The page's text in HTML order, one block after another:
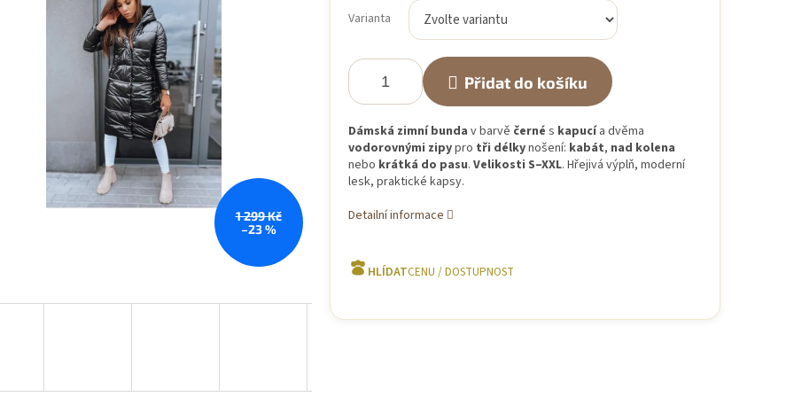
1 299 Kč
–23 %
cena:
Varianta
Přidat do košíku
Dámská zimní bunda v barvě černé s kapucía dvěma
vodorovnými zipypro tři délkynošení: kabát, nad kolena
nebo krátká do pasu. Velikosti S–XXL. Hřejivá výplň, moderní
lesk, praktické kapsy.
Detailní informace
HLÍDAT